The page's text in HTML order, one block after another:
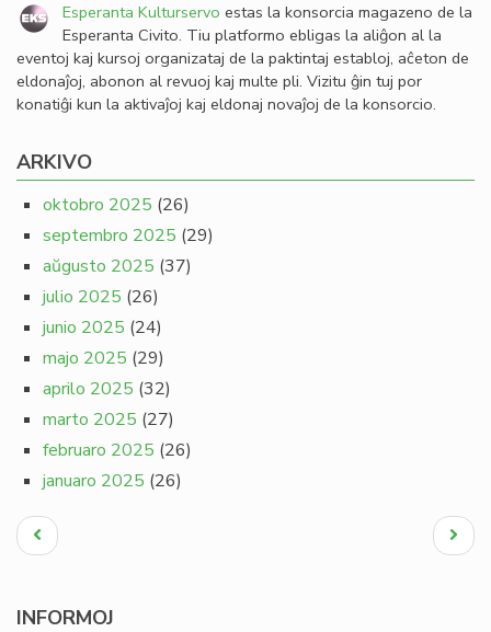
Esperanta Kulturservo estas la konsorcia magazeno de la
Esperanta Civito. Tiu platformo ebligas la aliĝon al la
eventoj kaj kursoj organizataj de la paktintaj establoj, aĉeton de
eldonaĵoj, abonon al revuoj kaj multe pli. Vizitu ĝin tuj por
konatiĝi kun la aktivaĵoj kaj eldonaj novaĵoj de la konsorcio.
ARKIVO
oktobro 2025 (26)
septembro 2025 (29)
aŭgusto 2025 (37)
julio 2025 (26)
junio 2025 (24)
majo 2025 (29)
aprilo 2025 (32)
marto 2025 (27)
februaro 2025 (26)
januaro 2025 (26)
Pagination
Antaŭa
paĝo
Next
page
INFORMOJ